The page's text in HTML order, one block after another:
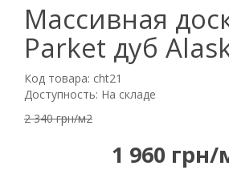
Массивная
Parket дуб
Код товара: cht21
Доступность: На складе
2 340 грн/м2
1 960 грн/